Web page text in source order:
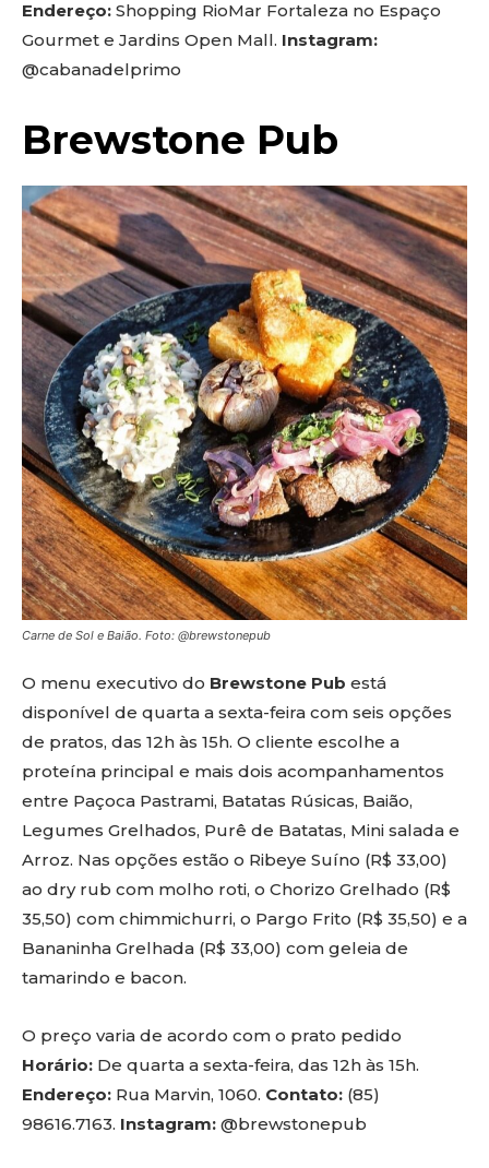
Endereço: Shopping RioMar Fortaleza no Espaço
Gourmet e Jardins Open Mall. Instagram:
@cabanadelprimo
Brewstone Pub
Carne de Sol e Baião. Foto: @brewstonepub
O menu executivo do Brewstone Pub está
disponível de quarta a sexta-feira com seis opções
de pratos, das 12h às 15h. O cliente escolhe a
proteína principal e mais dois acompanhamentos
entre Paçoca Pastrami, Batatas Rúsicas, Baião,
Legumes Grelhados, Purê de Batatas, Mini salada e
Arroz. Nas opções estão o Ribeye Suíno (R$ 33,00)
ao dry rub com molho roti, o Chorizo Grelhado (R$
35,50) com chimmichurri, o Pargo Frito (R$ 35,50) e a
Bananinha Grelhada (R$ 33,00) com geleia de
tamarindo e bacon.
O preço varia de acordo com o prato pedido
Horário: De quarta a sexta-feira, das 12h às 15h.
Endereço: Rua Marvin, 1060. Contato: (85)
98616.7163. Instagram: @brewstonepub